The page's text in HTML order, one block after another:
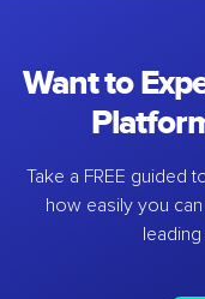
Want to
Take a FREE guided
how easily you